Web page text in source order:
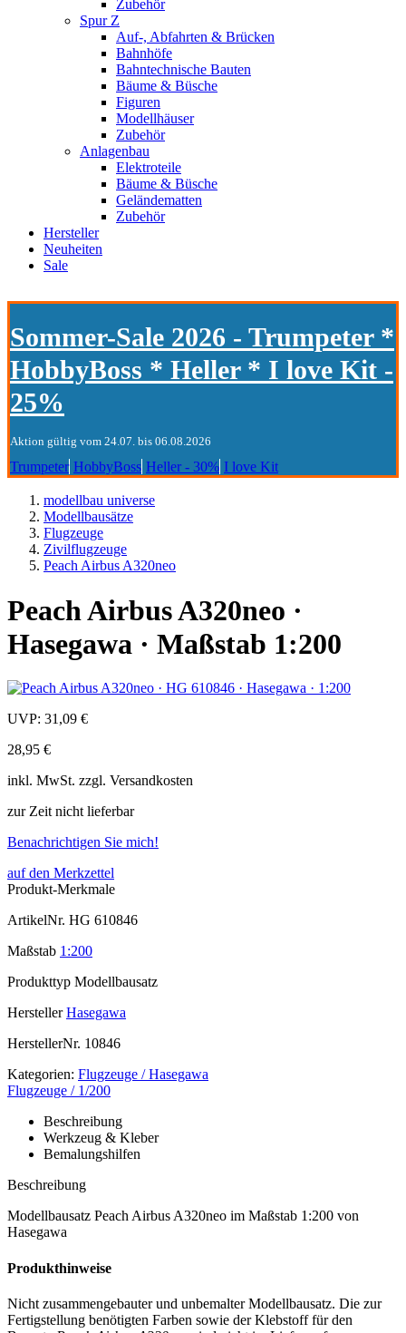
Zubehör
Spur Z
Auf-, Abfahrten & Brücken
Bahnhöfe
Bahntechnische Bauten
Bäume & Büsche
Figuren
Modellhäuser
Zubehör
Anlagenbau
Elektroteile
Bäume & Büsche
Geländematten
Zubehör
Hersteller
Neuheiten
Sale
Sommer-Sale 2026 - Trumpeter *
HobbyBoss * Heller * I love Kit -
25%
Aktion gültig vom 24.07. bis 06.08.2026
Trumpeter HobbyBoss Heller - 30% I love Kit
modellbau universe
Modellbausätze
Flugzeuge
Zivilflugzeuge
Peach Airbus A320neo
Peach Airbus A320neo ·
Hasegawa · Maßstab 1:200
UVP: 31,09 €
28,95 €
inkl. MwSt. zzgl. Versandkosten
zur Zeit nicht lieferbar
Benachrichtigen Sie mich!
auf den Merkzettel
Produkt-Merkmale
ArtikelNr. HG 610846
Maßstab 1:200
Produkttyp Modellbausatz
Hersteller Hasegawa
HerstellerNr. 10846
Kategorien: Flugzeuge / Hasegawa
Flugzeuge / 1/200
Beschreibung
Werkzeug & Kleber
Bemalungshilfen
Beschreibung
Modellbausatz Peach Airbus A320neo im Maßstab 1:200 von
Hasegawa
Produkthinweise
Nicht zusammengebauter und unbemalter Modellbausatz. Die zur
Fertigstellung benötigten Farben sowie der Klebstoff für den